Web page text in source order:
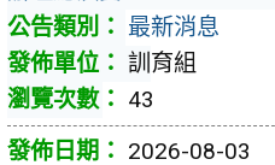
最新消息
訓育組
43
2026-08-03